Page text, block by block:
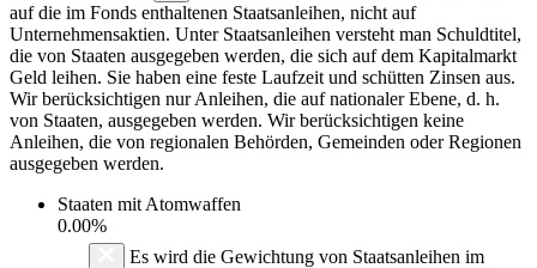
auf die im Fonds enthaltenen Staatsanleihen, nicht auf
Unternehmensaktien. Unter Staatsanleihen versteht man Schuldtitel,
die von Staaten ausgegeben werden, die sich auf dem Kapitalmarkt
Geld leihen. Sie haben eine feste Laufzeit und schütten Zinsen aus.
Wir berücksichtigen nur Anleihen, die auf nationaler Ebene, d. h.
von Staaten, ausgegeben werden. Wir berücksichtigen keine
Anleihen, die von regionalen Behörden, Gemeinden oder Regionen
ausgegeben werden.
Staaten mit Atomwaffen
0.00%
Es wird die Gewichtung von Staatsanleihen im